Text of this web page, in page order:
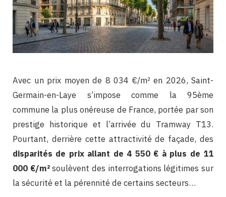
Avec un prix moyen de 8 034 €/m² en 2026, Saint-
Germain-en-Laye s’impose comme la 95ème
commune la plus onéreuse de France, portée par son
prestige historique et l’arrivée du Tramway T13.
Pourtant, derrière cette attractivité de façade, des
disparités de prix allant de 4 550 € à plus de 11
000 €/m²soulèvent des interrogations légitimes sur
la sécurité et la pérennité de certains secteurs…